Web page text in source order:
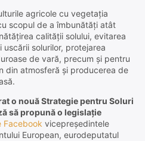
agricole cu vegetația
scopul de a îmbunătăți atât
calității solului, evitarea
solurilor, protejarea
de vară, precum și pentru
din atmosferă și producerea de
o nouă Strategie pentru Soluri
să propună o legislație
Facebook vicepreședintele
European, eurodeputatul